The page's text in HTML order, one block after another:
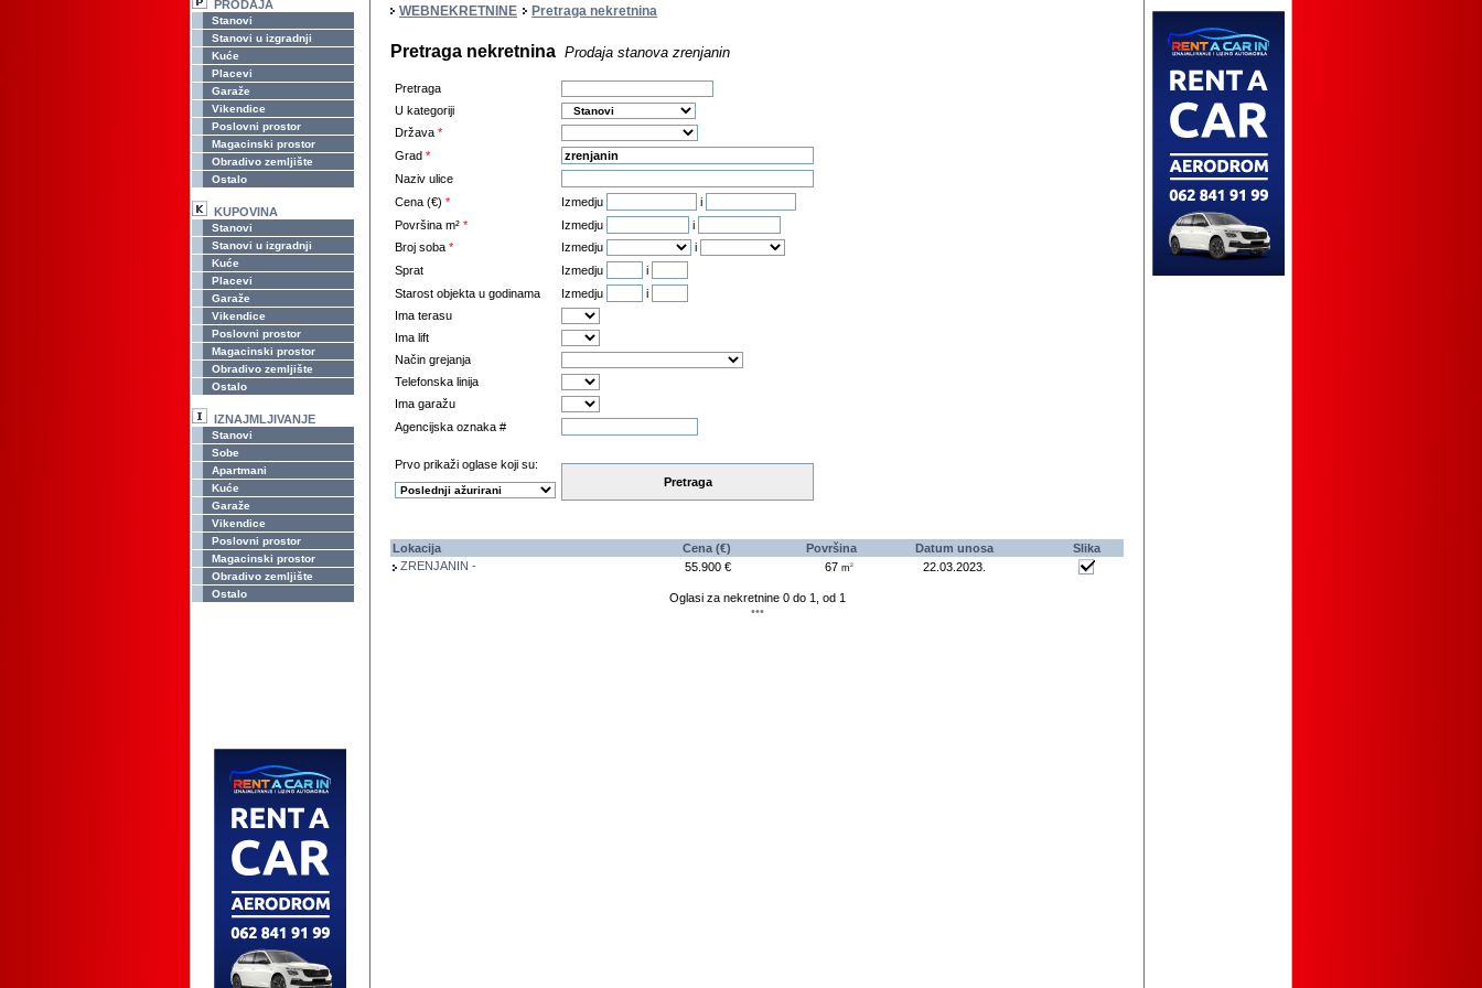
PRODAJA
Stanovi
Stanovi u izgradnji
Kuće
Placevi
Garaže
Vikendice
Poslovni prostor
Magacinski prostor
Obradivo zemljište
Ostalo
KUPOVINA
Stanovi
Stanovi u izgradnji
Kuće
Placevi
Garaže
Vikendice
Poslovni prostor
Magacinski prostor
Obradivo zemljište
Ostalo
IZNAJMLJIVANJE
Stanovi
Sobe
Apartmani
Kuće
Garaže
Vikendice
Poslovni prostor
Magacinski prostor
Obradivo zemljište
Ostalo
WEBNEKRETNINE Pretraga nekretnina
Pretraga nekretnina Prodaja stanova zrenjanin
Pretraga
U kategoriji
Država *
Grad *
Naziv ulice
Cena (€) * Izmedju
i
Površina m² * Izmedju
i
Broj soba * Izmedju
i
Sprat
Izmedju
i
Starost objekta u godinama
Izmedju
i
Ima terasu
Ima lift
Način grejanja
Telefonska linija
Ima garažu
Agencijska oznaka #
Prvo prikaži oglase koji su:
Pretraga
Lokacija Cena (€) Površina Datum unosa
Slika
ZRENJANIN -
55.900 € 67 m2 22.03.2023
Oglasi za nekretnine 0 do 1, od 1
•••